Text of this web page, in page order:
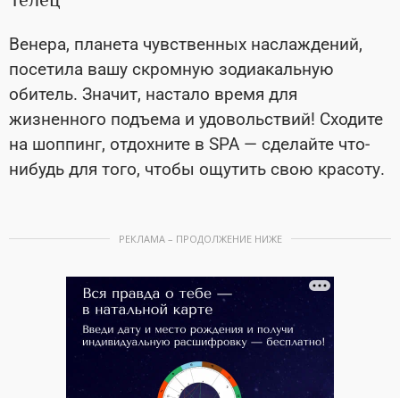
Венера, планета чувственных наслаждений,
посетила вашу скромную зодиакальную
обитель. Значит, настало время для
жизненного подъема и удовольствий! Сходите
на шоппинг, отдохните в SPA — сделайте что-
нибудь для того, чтобы ощутить свою красоту.
РЕКЛАМА – ПРОДОЛЖЕНИЕ НИЖЕ